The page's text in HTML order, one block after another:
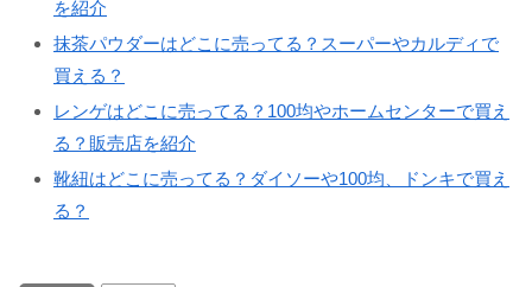
を紹介
抹茶パウダーはどこに売ってる？スーパーやカルディで
買える？
レンゲはどこに売ってる？100均やホームセンターで買え
る？販売店を紹介
靴紐はどこに売ってる？ダイソーや100均、ドンキで買え
る？